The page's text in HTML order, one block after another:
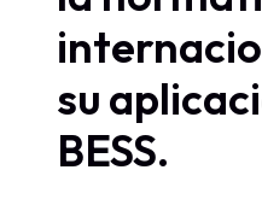
su
BESS.